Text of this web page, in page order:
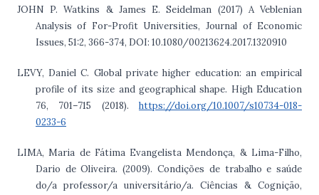
JOHN P. Watkins & James E. Seidelman (2017) A Veblenian
Analysis of For-Profit Universities, Journal of Economic
Issues, 51:2, 366-374, DOI: 10.1080/00213624.2017.1320910
LEVY, Daniel C. Global private higher education: an empirical
profile of its size and geographical shape. High Education
76, 701–715 (2018).https://doi.org/10.1007/s10734-018-
0233-6
LIMA, Maria de Fátima Evangelista Mendonça, & Lima-Filho,
Dario de Oliveira. (2009). Condições de trabalho e saúde
do/a professor/a universitário/a. Ciências & Cognição,